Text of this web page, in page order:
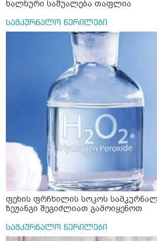
ხალხური საშუალება თაფლია
სამკურნალო წერილები
ფეხის ფრჩხილის სოკოს
ზეჟანგი შეგიძლიათ გამოიყენოთ
სამკურნალო წერილები